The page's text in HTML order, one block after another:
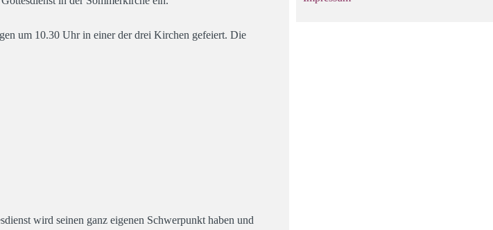
um 10.30 Uhr in einer der drei Kirchen gefeiert. Die
wird seinen ganz eigenen Schwerpunkt haben und